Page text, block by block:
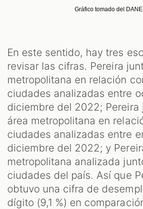
Gráfico tomado del DANE
En este sentido, hay tres
revisar las cifras. Pereira
metropolitana en relación
ciudades analizadas entre
diciembre del 2022; Pereira
área metropolitana en
ciudades analizadas entre
diciembre del 2022; y
metropolitana analizada
ciudades del país. Así que
obtuvo una cifra de
dígito (9,1 %) en